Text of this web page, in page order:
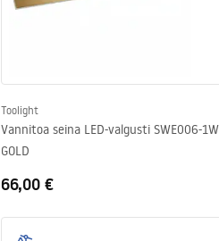
Toolight
Vannitoa seina LED-valgusti SWE006-
GOLD
66,00 €